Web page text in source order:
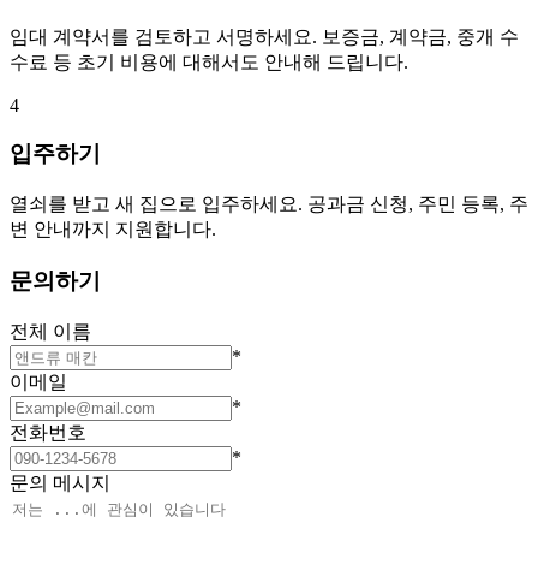
임대 계약서를 검토하고 서명하세요. 보증금, 계약금, 중개 수
수료 등 초기 비용에 대해서도 안내해 드립니다.
4
입주하기
열쇠를 받고 새 집으로 입주하세요. 공과금 신청, 주민 등록, 주
변 안내까지 지원합니다.
문의하기
전체 이름
*
이메일
*
전화번호
*
문의 메시지